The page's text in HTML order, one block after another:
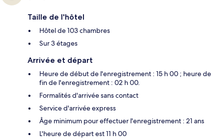
Taille de l'hôtel
Hôtel de 103 chambres
Sur 3 étages
Arrivée et départ
Heure de début de l'enregistrement : 15 h 00 ; heure de
fin de l'enregistrement : 02 h 00.
Formalités d'arrivée sans contact
Service d'arrivée express
Âge minimum pour effectuer l'enregistrement : 21 ans
L'heure de départ est 11 h 00